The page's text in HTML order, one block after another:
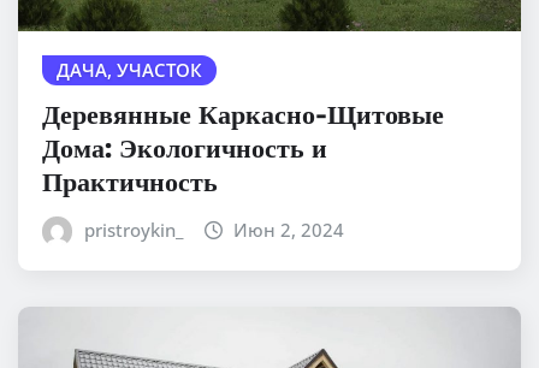
ДАЧА, УЧАСТОК
Деревянные Каркасно-Щитовые
Дома: Экологичность и
Практичность
pristroykin_ Июн 2, 2024